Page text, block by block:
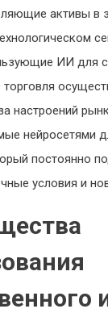
активы в
ИИ для
настроений
нейросетями
постоянно
условия и